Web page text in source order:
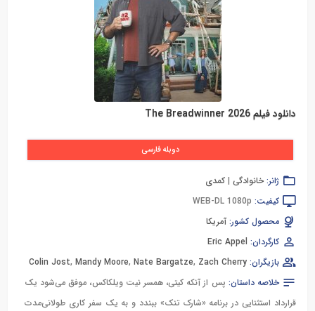
دانلود فیلم The Breadwinner 2026
دوبله فارسی
ژانر: خانوادگی | کمدی
کیفیت: WEB-DL 1080p
محصول کشور: آمریکا
کارگردان: Eric Appel
بازیگران:
Colin Jost, Mandy Moore, Nate Bargatze, Zach Cherry
خلاصه داستان: پس از آنکه کیتی، همسر نیت ویلکاکس، موفق می‌شود یک
قرارداد استثنایی در برنامه «شارک تنک» ببندد و به یک سفر کاری طولانی‌مدت